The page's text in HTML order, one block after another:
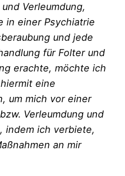
Verleumdung,
in einer Psychiatrie
und jede
für Folter und
erachte, möchte ich
eine
um mich vor einer
Verleumdung und
indem ich verbiete,
an mir